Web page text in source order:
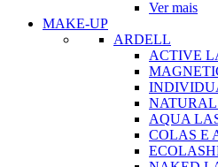
Ver mais
MAKE-UP
ARDELL
ACTIVE
AQUA
COLAS E